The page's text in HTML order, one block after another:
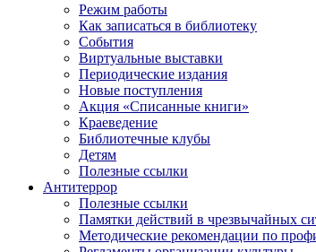
Режим работы
Как записаться в библиотеку
События
Виртуальные выставки
Периодические издания
Новые поступления
Акция «Списанные книги»
Краеведение
Библиотечные клубы
Детям
Полезные ссылки
Антитеррор
Полезные ссылки
Памятки действий в чрезвычайных
Методические рекомендации по